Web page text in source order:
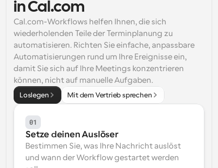
Dynamische Gruppenlinks
Nahtlos Meetings mit mehreren Personen buchen
Webhooks
Erhalten Sie eine Benachrichtigung, wenn etwas
passiert
in Cal.com
Cal.com-Workflows helfen Ihnen, die sich
wiederholenden Teile der Terminplanung zu
automatisieren. Richten Sie einfache, anpassbare
Automatisierungen rund um Ihre Ereignisse ein,
damit Sie sich auf Ihre Meetings konzentrieren
können, nicht auf manuelle Aufgaben.
Loslegen Mit dem Vertrieb sprechen
01
Setze deinen Auslöser
Bestimmen Sie, was Ihre Nachricht auslöst
und wann der Workflow gestartet werden